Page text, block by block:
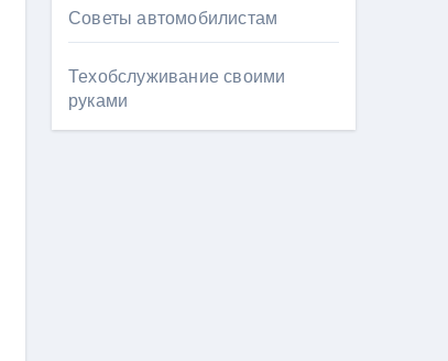
Советы автомобилистам
Техобслуживание своими
руками